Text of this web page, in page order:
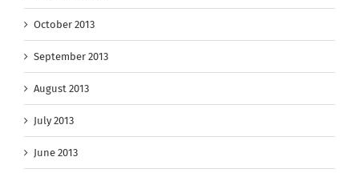
October 2013
September 2013
August 2013
July 2013
June 2013